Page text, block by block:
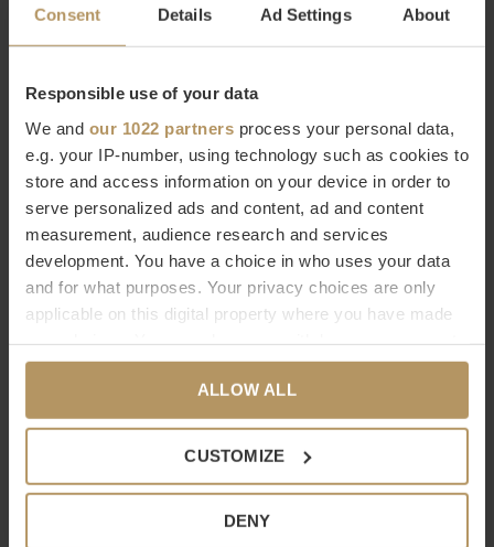
Consent Details Ad Settings About
Responsible use of your data
We and our 1022 partners process your personal data,
e.g. your IP-number, using technology such as cookies to
store and access information on your device in order to
serve personalized ads and content, ad and content
measurement, audience research and services
development. You have a choice in who uses your data
and for what purposes. Your privacy choices are only
applicable on this digital property where you have made
any time from the Cookie Declaration or by clicking on
the Privacy trigger icon.
If you allow, we would also like to:
ALLOW ALL
CUSTOMIZE
DENY
- ROUND - FLORENT BEIGE
€2.195,00
EICHHOLTZ
LAMPE Á POSER VOLO
€895,00
CHANDELIER OPERA
€1.995,00